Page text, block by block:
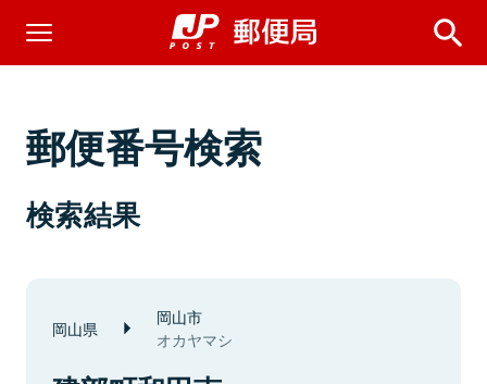
郵便番号検索
検索結果
岡山県 岡山市
オカヤマシ